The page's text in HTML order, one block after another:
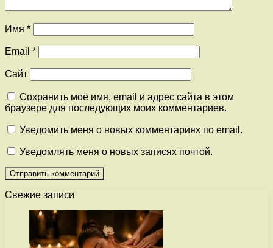
Имя *
Email *
Сайт
Сохранить моё имя, email и адрес сайта в этом
браузере для последующих моих комментариев.
Уведомить меня о новых комментариях по email.
Уведомлять меня о новых записях почтой.
Свежие записи